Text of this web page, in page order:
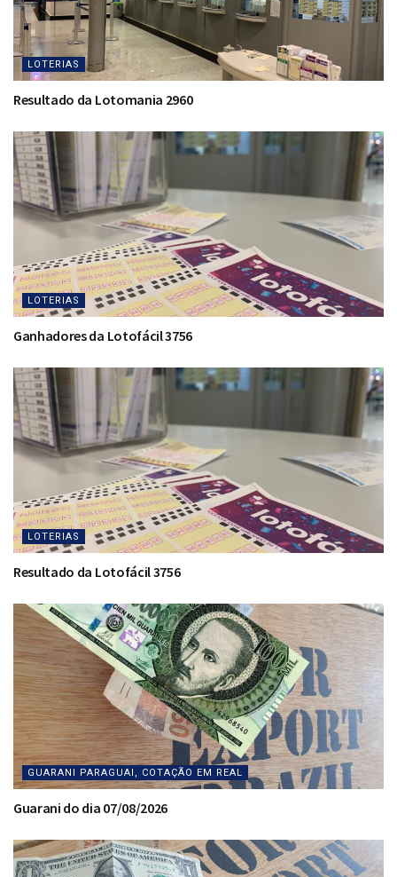
LOTERIAS
Resultado da Lotomania 2960
LOTERIAS
Ganhadores da Lotofácil 3756
LOTERIAS
Resultado da Lotofácil 3756
GUARANI PARAGUAI, COTAÇÃO EM REAL
Guarani do dia 07/08/2026